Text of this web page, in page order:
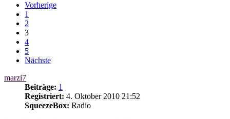
Vorherige
1
2
3
4
5
Nächste
marzi7
Beiträge: 1
Registriert: 4. Oktober 2010 21:52
SqueezeBox: Radio